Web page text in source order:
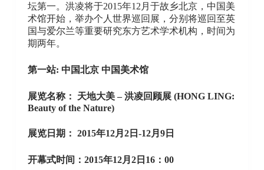
坛第一。洪凌将于2015年12月于故乡北京，中国美
术馆开始，举办个人世界巡回展，分别将巡回至英
国与爱尔兰等重要研究东方艺术学术机构，时间为
期两年。
第一站: 中国北京 中国美术馆
展览名称： 天地大美 – 洪凌回顾展 (HONG LING:
Beauty of the Nature)
展览日期： 2015年12月2日-12月9日
开幕式时间：2015年12月2日16：00